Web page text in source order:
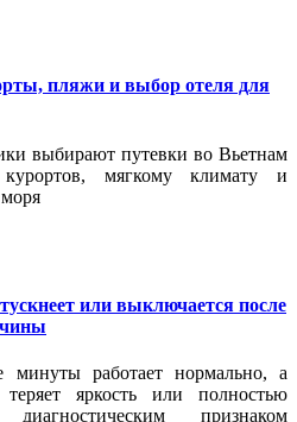
пляжи и выбор отеля для
выбирают путевки во Вьетнам
курортов, мягкому климату и
или выключается после
минуты работает нормально, а
яркость или полностью
признаком